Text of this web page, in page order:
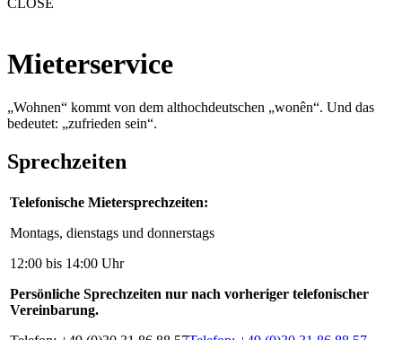
CLOSE
Mieterservice
„Wohnen“ kommt von dem althochdeutschen „wonên“. Und das
bedeutet: „zufrieden sein“.
Sprechzeiten
Telefonische Mietersprechzeiten:
Montags, dienstags und donnerstags
12:00 bis 14:00 Uhr
Persönliche Sprechzeiten nur nach vorheriger telefonischer
Vereinbarung.